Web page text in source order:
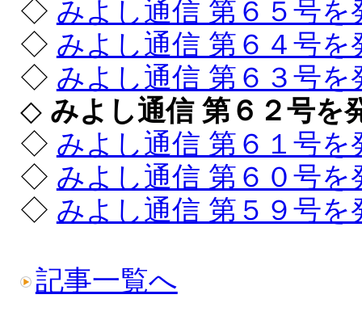
◇ みよし通信 第６５号を
◇ みよし通信 第６４号を
◇ みよし通信 第６３号を
◇ みよし通信 第６２号を
◇ みよし通信 第６１号を
◇ みよし通信 第６０号を
◇ みよし通信 第５９号を
記事一覧へ